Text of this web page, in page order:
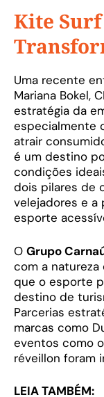
Kite
Uma recente
Mariana Bokel,
estratégia da
especialmente
atrair
é um destino
condições
dois pilares de
velejadores e a
esporte
O Grupo
com a
que o esporte
destino de
Parcerias
marcas como
eventos como
réveillon foram
LEIA TAMBÉM: